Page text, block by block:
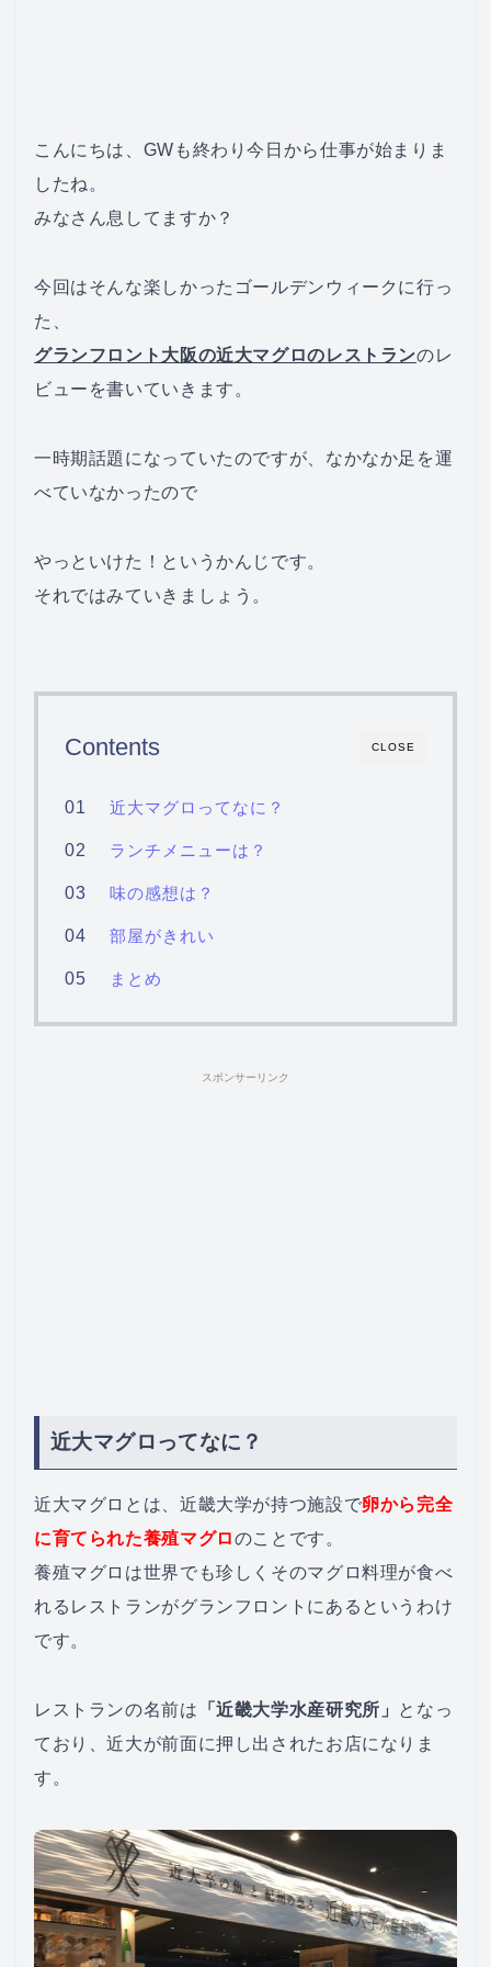
こんにちは、GWも終わり今日から仕事が始まりま
したね。
みなさん息してますか？
今回はそんな楽しかったゴールデンウィークに行っ
た、
グランフロント大阪の近大マグロのレストランのレ
ビューを書いていきます。
一時期話題になっていたのですが、なかなか足を運
べていなかったので
やっといけた！というかんじです。
それではみていきましょう。
CLOSE
Contents
近大マグロってなに？
ランチメニューは？
味の感想は？
部屋がきれい
まとめ
スポンサーリンク
近大マグロってなに？
近大マグロとは、近畿大学が持つ施設で卵から完全
に育てられた養殖マグロのことです。
養殖マグロは世界でも珍しくそのマグロ料理が食べ
れるレストランがグランフロントにあるというわけ
です。
レストランの名前は 「近畿大学水産研究所」 となっ
ており、近大が前面に押し出されたお店になりま
す。